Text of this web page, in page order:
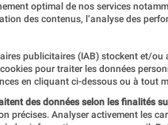
optimal de nos services
des contenus, l’analyse des
publicitaires (IAB) stockent et/ou
pour traiter les données
en cliquant ci-dessous ou à tout
des données selon les finalités
précises. Analyser activement les